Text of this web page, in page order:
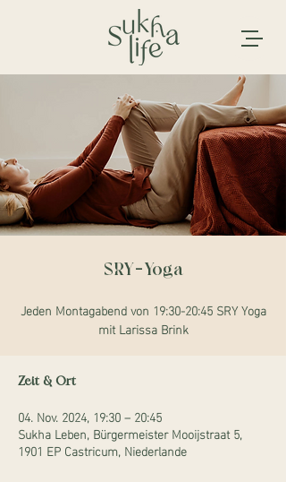
SRY-Yoga
Jeden Montagabend von 19:30-20:45 SRY Yoga
mit Larissa Brink
Zeit & Ort
04. Nov. 2024, 19:30 – 20:45
Sukha Leben, Bürgermeister Mooijstraat 5,
1901 EP Castricum, Niederlande